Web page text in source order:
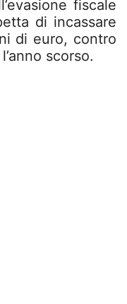
fiscale
di incassare
di euro, contro
scorso.